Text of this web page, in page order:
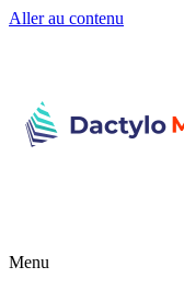
Aller au contenu
Menu